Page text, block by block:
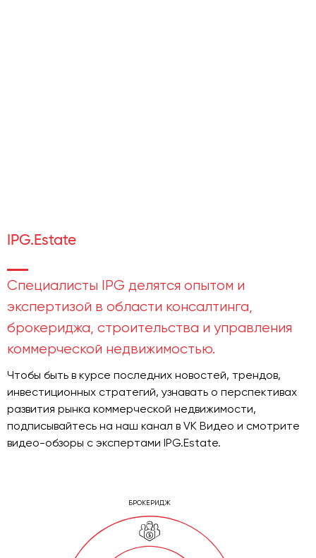
IPG.Estate
Специалисты IPG делятся опытом и
экспертизой в области консалтинга,
брокериджа, строительства и управления
коммерческой недвижимостью.
Чтобы быть в курсе последних новостей, трендов,
инвестиционных стратегий, узнавать о перспективах
развития рынка коммерческой недвижимости,
подписывайтесь на наш канал в VK Видео и смотрите
видео-обзоры с экспертами IPG.Estate.
БРОКЕРИДЖ